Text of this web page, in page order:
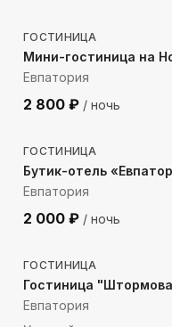
ГОСТИНИЦА
Мини-гостиница на
Евпатория
2 800 ₽ / ночь
527м до моря
ГОСТИНИЦА
Бутик-отель
Евпатория
2 000 ₽ / ночь
589м до моря
ГОСТИНИЦА
Гостиница
Евпатория